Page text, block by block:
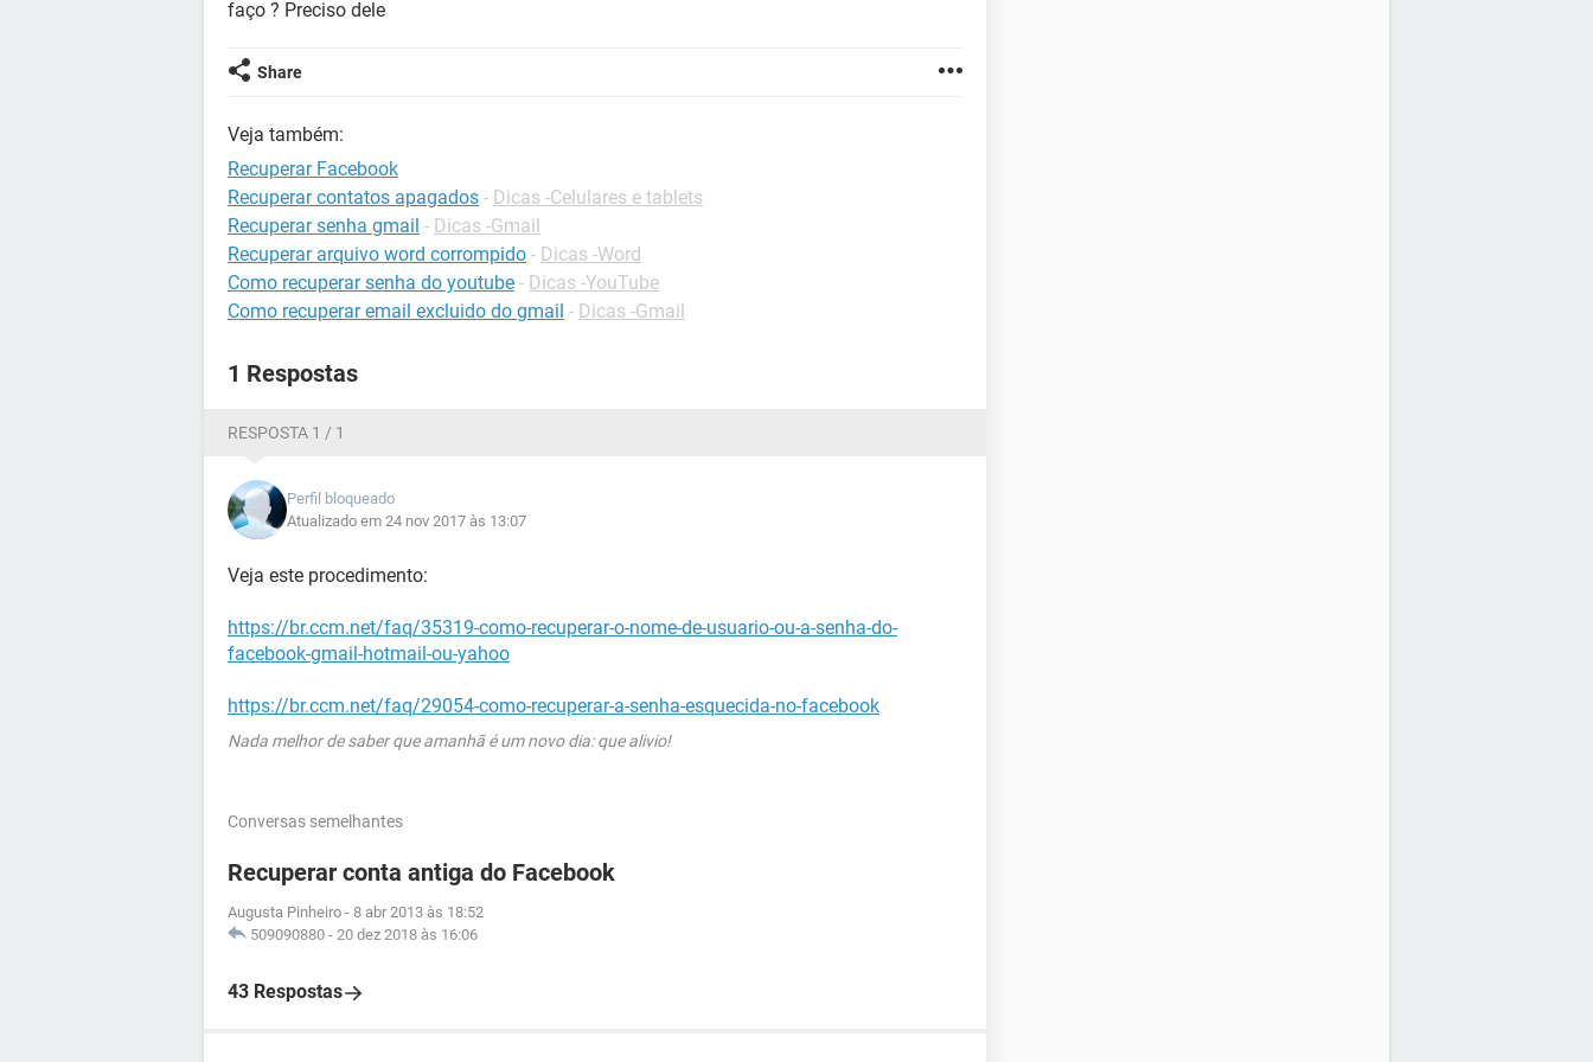
faço ? Preciso dele
Share
Veja também:
Recuperar Facebook
Recuperar contatos apagados - Dicas -Celulares e tablets
Recuperar senha gmail - Dicas -Gmail
Recuperar arquivo word corrompido - Dicas -Word
Como recuperar senha do youtube - Dicas -YouTube
Como recuperar email excluido do gmail - Dicas -Gmail
1 Respostas
RESPOSTA 1 / 1
Perfil bloqueado
Atualizado em 24 nov 2017 às 13:07
Veja este procedimento:
https://br.ccm.net/faq/35319-como-recuperar-o-nome-de-usuario-ou-a-senha-do-
facebook-gmail-hotmail-ou-yahoo
https://br.ccm.net/faq/29054-como-recuperar-a-senha-esquecida-no-facebook
Nada melhor de saber que amanhã é um novo dia: que alivio!
Conversas semelhantes
Recuperar conta antiga do Facebook
Augusta Pinheiro - 8 abr 2013 às 18:52
509090880 - 20 dez 2018 às 16:06
43 Respostas